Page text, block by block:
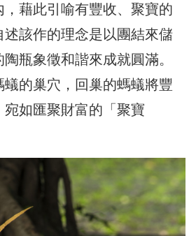
藉此引喻有豐收、聚寶的
該作的理念是以團結來儲
瓶象徵和諧來成就圓滿。
的巢穴，回巢的螞蟻將豐
如匯聚財富的「聚寶